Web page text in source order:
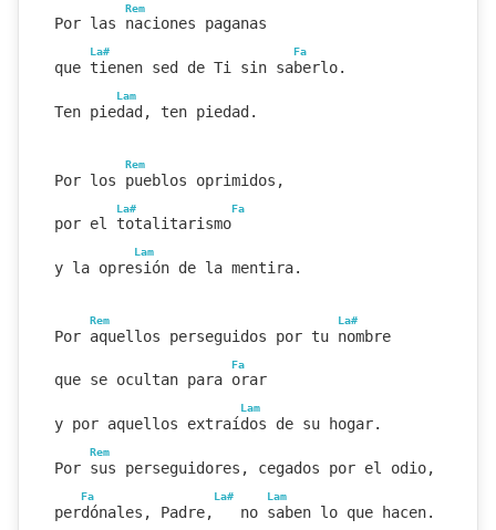
Rem
Por las naciones paganas
La# Fa
que tienen sed de Ti sin saberlo.
Lam
Ten piedad, ten piedad.
Rem
Por los pueblos oprimidos,
La# Fa
por el totalitarismo
Lam
y la opresión de la mentira.
Rem La#
Por aquellos perseguidos por tu nombre
Fa
que se ocultan para orar
Lam
y por aquellos extraídos de su hogar.
Rem
Por sus perseguidores, cegados por el odio,
Fa La# Lam
perdónales, Padre,   no saben lo que hacen.